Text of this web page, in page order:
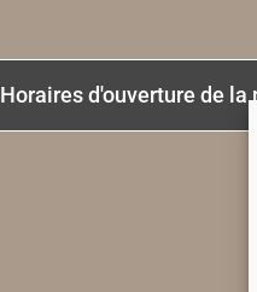
Horaires d'ouverture de la